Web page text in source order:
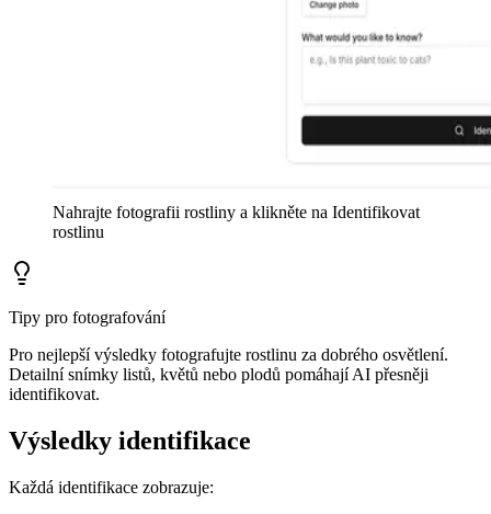
Nahrajte fotografii rostliny a klikněte na Identifikovat
rostlinu
Tipy pro fotografování
Pro nejlepší výsledky fotografujte rostlinu za dobrého osvětlení.
Detailní snímky listů, květů nebo plodů pomáhají AI přesněji
identifikovat.
Výsledky identifikace
Každá identifikace zobrazuje: